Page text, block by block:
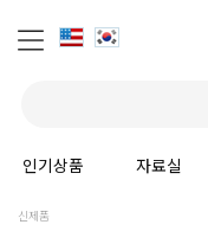
인기상품 자료실
신제품